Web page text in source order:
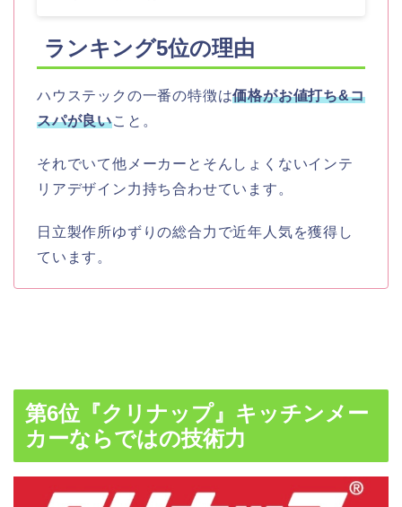
ランキング5位の理由
ハウステックの一番の特徴は価格がお値打ち&コ
スパが良いこと。
それでいて他メーカーとそんしょくないインテ
リアデザイン力持ち合わせています。
日立製作所ゆずりの総合力で近年人気を獲得し
ています。
第6位『クリナップ』キッチンメー
カーならではの技術力